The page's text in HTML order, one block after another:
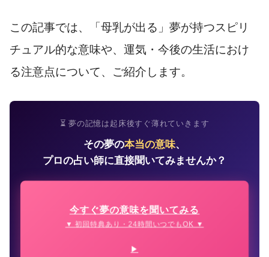
この記事では、「母乳が出る」夢が持つスピリ
チュアル的な意味や、運気・今後の生活におけ
る注意点について、ご紹介します。
⏳ 夢の記憶は起床後すぐ薄れていきます
その夢の本当の意味、
プロの占い師に直接聞いてみませんか？
今すぐ夢の意味を聞いてみる
▼ 初回特典あり・24時間いつでもOK ▼